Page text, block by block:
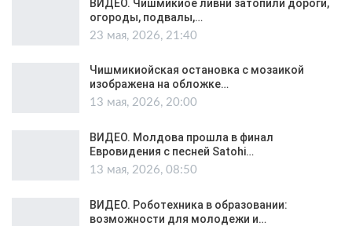
ВИДЕО. Чишмикиое ливни затопили дороги,
огороды, подвалы,…
23 мая, 2026, 21:40
Чишмикиойская остановка с мозаикой
изображена на обложке…
13 мая, 2026, 20:00
ВИДЕО. Молдова прошла в финал
Евровидения с песней Satohi…
13 мая, 2026, 08:50
ВИДЕО. Роботехника в образовании:
возможности для молодежи и…